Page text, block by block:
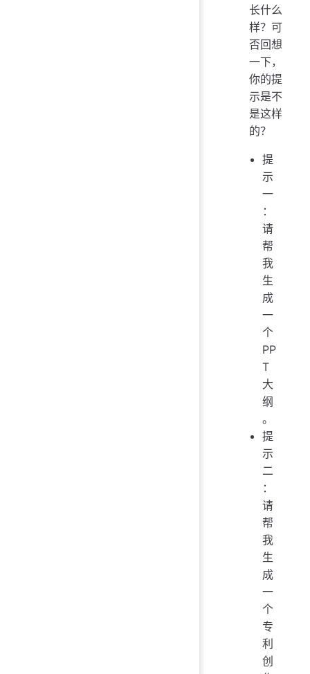
长什么
样？可
否回想
一下，
你的提
示是不
是这样
的？
提
示
一
：
请
帮
我
生
成
一
个
PP
T
大
纲
。
提
示
二
：
请
帮
我
生
成
一
个
专
利
创